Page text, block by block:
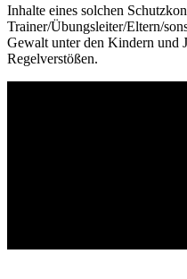
Inhalte eines solchen
Trainer/Übungsleiter/Eltern/
Gewalt unter den Kindern und
Regelverstößen.